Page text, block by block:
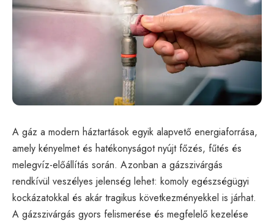
A gáz a modern háztartások egyik alapvető energiaforrása,
amely kényelmet és hatékonyságot nyújt főzés, fűtés és
melegvíz-előállítás során. Azonban a gázszivárgás
rendkívül veszélyes jelenség lehet: komoly egészségügyi
kockázatokkal és akár tragikus következményekkel is járhat.
A gázszivárgás gyors felismerése és megfelelő kezelése